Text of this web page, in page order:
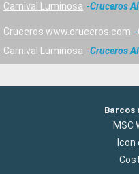
Carnival Luminosa
Cruceros
Cruceros www.cruceros.com
Carnival Luminosa
Cruceros
Barcos
MSC